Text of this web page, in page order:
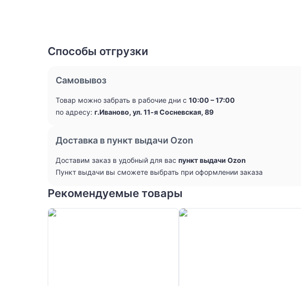
Способы отгрузки
Самовывоз
Товар можно забрать в рабочие дни с 10:00 – 17:00
по адресу: г.Иваново, ул. 11-я Сосневская, 89
Доставка в пункт выдачи Ozon
Доставим заказ в удобный для вас пункт выдачи Ozon
Пункт выдачи вы сможете выбрать при оформлении заказа
Рекомендуемые товары